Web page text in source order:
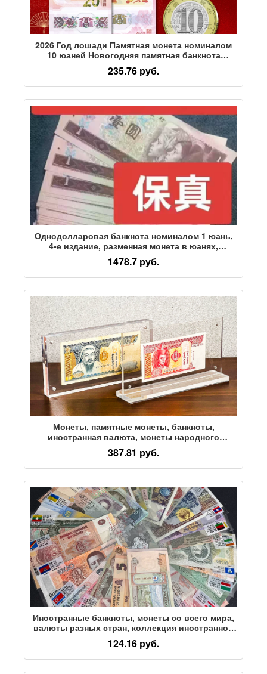
2026 Год лошади Памятная монета номиналом
10 юаней Новогодняя памятная банкнота
номиналом 20 юаней Зодиакальная лошадь
Монета Коллекция лошадиных банкнот
Подарочная коробка Подарочная книга
235.76 руб.
Однодолларовая банкнота номиналом 1 юань,
4-е издание, разменная монета в юанях,
свадебный пакет, красный конверт, гора Путуо
1478.7 руб.
Монеты, памятные монеты, банкноты,
иностранная валюта, монеты народного
рейтинга, рамка для демонстрации коллекций,
фоторамка для денежных билетов, защитная
оболочка, акрил
387.81 руб.
Иностранные банкноты, монеты со всего мира,
валюты разных стран, коллекция иностранной
валюты fidelity, подарки на выпускной для
студентов
124.16 руб.